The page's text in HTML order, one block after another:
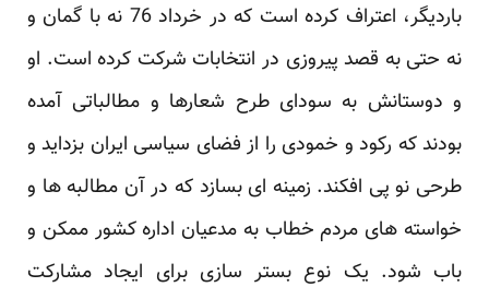
باردیگر، اعتراف کرده است که در خرداد 76 نه با گمان و
نه حتی به قصد پیروزی در انتخابات شرکت کرده است. او
و دوستانش به سودای طرح شعارها و مطالباتی آمده
بودند که رکود و خمودی را از فضای سیاسی ایران بزداید و
طرحی نو پی افکند. زمینه ای بسازد که در آن مطالبه ها و
خواسته های مردم خطاب به مدعیان اداره کشور ممکن و
باب شود. یک نوع بستر سازی برای ایجاد مشارکت